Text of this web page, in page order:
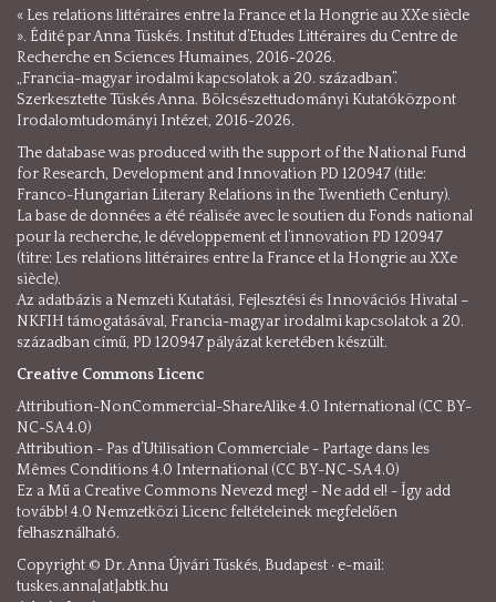
« Les relations littéraires entre la France et la Hongrie au XXe siècle
». Édité par Anna Tüskés. Institut d’Etudes Littéraires du Centre de
Recherche en Sciences Humaines, 2016-2026.
„Francia-magyar irodalmi kapcsolatok a 20. században”.
Szerkesztette Tüskés Anna. Bölcsészettudományi Kutatóközpont
Irodalomtudományi Intézet, 2016-2026.
The database was produced with the support of the National Fund
for Research, Development and Innovation PD 120947 (title:
Franco-Hungarian Literary Relations in the Twentieth Century).
La base de données a été réalisée avec le soutien du Fonds national
pour la recherche, le développement et l’innovation PD 120947
(titre: Les relations littéraires entre la France et la Hongrie au XXe
siècle).
Az adatbázis a Nemzeti Kutatási, Fejlesztési és Innovációs Hivatal –
NKFIH támogatásával, Francia-magyar irodalmi kapcsolatok a 20.
században című, PD 120947 pályázat keretében készült.
Creative Commons Licenc
Attribution-NonCommercial-ShareAlike 4.0 International (CC BY-
NC-SA 4.0)
Attribution - Pas d’Utilisation Commerciale - Partage dans les
Mêmes Conditions 4.0 International (CC BY-NC-SA 4.0)
Ez a Mű a Creative Commons Nevezd meg! - Ne add el! - Így add
tovább! 4.0 Nemzetközi Licenc feltételeinek megfelelően
felhasználható.
Copyright © Dr. Anna Újvári Tüskés, Budapest · e-mail:
tuskes.anna[at]abtk.hu